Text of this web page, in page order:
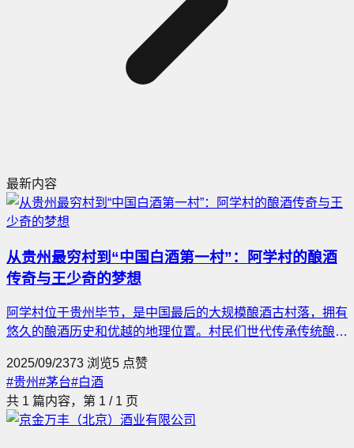
最新内容
从贵州最穷村到“中国白酒第一村”：阿学村的酿酒
传奇与王少奇的梦想
阿学村位于贵州毕节，是中国最后的大规模酿酒古村落，拥有
悠久的酿酒历史和优越的地理位置。村民们世代传承传统酿酒
过线上销售和推出亲民的“草台香”酒，阿学酒厂实现了转型，
成为贵州省老字号，展现了贫困地区的文化自信与经济潜力。
2025/09/2373 浏览5 点赞
#贵州#茅台#白酒
共 1 篇内容，第 1 / 1 页